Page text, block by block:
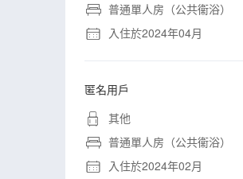
普通單人房（公共衞浴）
入住於2024年04月
匿名用戶
其他
普通單人房（公共衞浴）
入住於2024年02月